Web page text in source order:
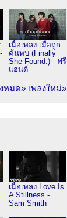
เนื้อเพลง เมื่อถูก
ค้นพบ (Finally
She Found.) - ฟรี
แฮนด์
หมด» เพลงใหม่»
เนื้อเพลง Love Is
A Stillness -
Sam Smith